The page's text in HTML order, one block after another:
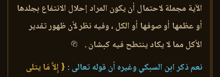
الآية مجملة لاحتمال أن يكون المراد إحلال الانتفاع بجلدها
أو عظمها أو صوفها أو الكل ، وفيه نظر لأن ظهور تقدير
الأكل مما لا يكاد ينتطح فيه كبشان .
نعم ذكر ابن السبكي وغيره أن قوله تعالى : { إِلاَّ مَا يتلى